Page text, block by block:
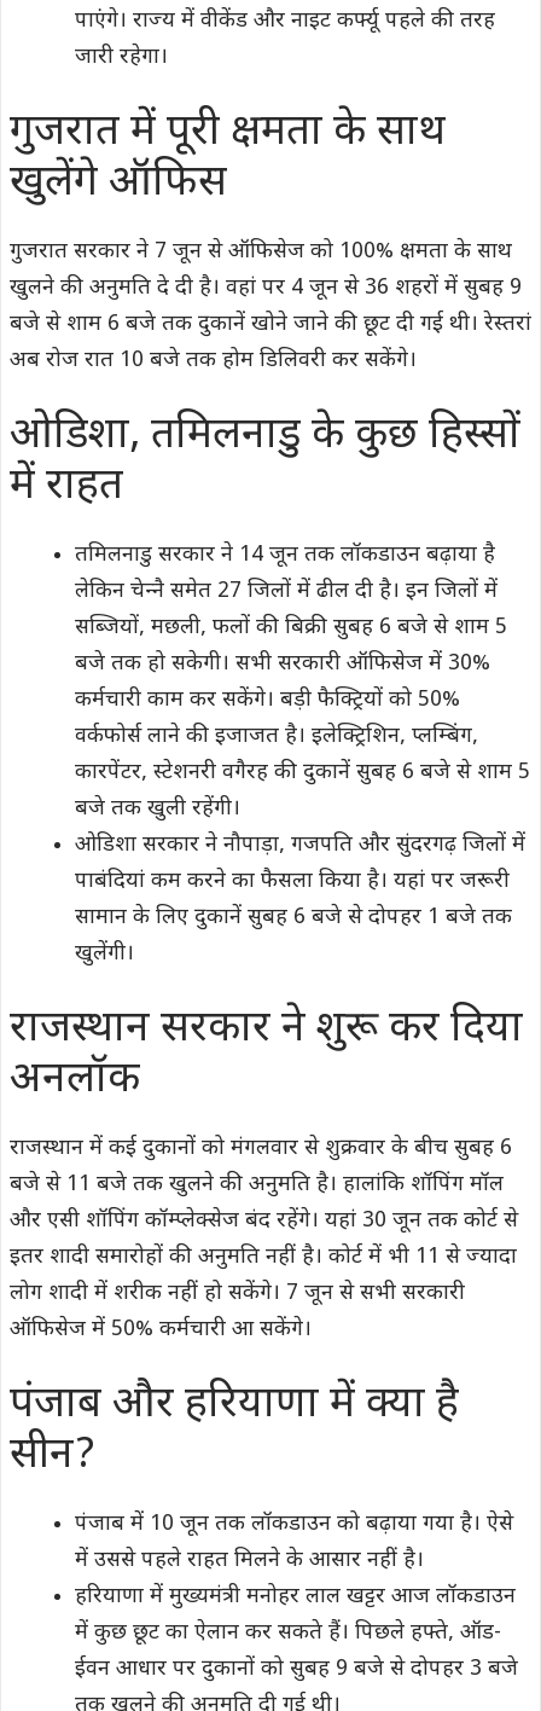
पाएंगे। राज्‍य में वीकेंड और नाइट कर्फ्यू पहले की तरह
जारी रहेगा।
गुजरात में पूरी क्षमता के साथ
खुलेंगे ऑफिस
गुजरात सरकार ने 7 जून से ऑफिसेज को 100% क्षमता के साथ
खुलने की अनुमति दे दी है। वहां पर 4 जून से 36 शहरों में सुबह 9
बजे से शाम 6 बजे तक दुकानें खोने जाने की छूट दी गई थी। रेस्‍तरां
अब रोज रात 10 बजे तक होम डिलिवरी कर सकेंगे।
ओडिशा, तमिलनाडु के कुछ हिस्‍सों
में राहत
तमिलनाडु सरकार ने 14 जून तक लॉकडाउन बढ़ाया है
लेकिन चेन्‍नै समेत 27 जिलों में ढील दी है। इन जिलों में
सब्जियों, मछली, फलों की बिक्री सुबह 6 बजे से शाम 5
बजे तक हो सकेगी। सभी सरकारी ऑफिसेज में 30%
कर्मचारी काम कर सकेंगे। बड़ी फैक्ट्रियों को 50%
वर्कफोर्स लाने की इजाजत है। इलेक्ट्रिशिन, प्‍लम्बिंग,
कारपेंटर, स्‍टेशनरी वगैरह की दुकानें सुबह 6 बजे से शाम 5
बजे तक खुली रहेंगी।
ओडिशा सरकार ने नौपाड़ा, गजपति और सुंदरगढ़ जिलों में
पाबंदियां कम करने का फैसला क‍िया है। यहां पर जरूरी
सामान के लिए दुकानें सुबह 6 बजे से दोपहर 1 बजे तक
खुलेंगी।
राजस्‍थान सरकार ने शुरू कर दिया
अनलॉक
राजस्‍थान में कई दुकानों को मंगलवार से शुक्रवार के बीच सुबह 6
बजे से 11 बजे तक खुलने की अनुमति है। हालांकि शॉपिंग मॉल
और एसी शॉपिंग कॉम्‍प्‍लेक्‍सेज बंद रहेंगे। यहां 30 जून तक कोर्ट से
इतर शादी समारोहों की अनुमति नहीं है। कोर्ट में भी 11 से ज्‍यादा
लोग शादी में शरीक नहीं हो सकेंगे। 7 जून से सभी सरकारी
ऑफिसेज में 50% कर्मचारी आ सकेंगे।
पंजाब और हरियाणा में क्‍या है
सीन?
पंजाब में 10 जून तक लॉकडाउन को बढ़ाया गया है। ऐसे
में उससे पहले राहत मिलने के आसार नहीं है।
हरियाणा में मुख्‍यमंत्री मनोहर लाल खट्टर आज लॉकडाउन
में कुछ छूट का ऐलान कर सकते हैं। पिछले हफ्ते, ऑड-
ईवन आधार पर दुकानों को सुबह 9 बजे से दोपहर 3 बजे